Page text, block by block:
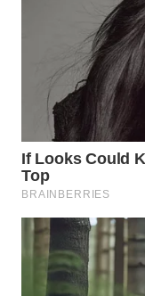
INDRAMAYU
WN
KUNINGAN
WN
MAJALENGKA
WN
SUBANG